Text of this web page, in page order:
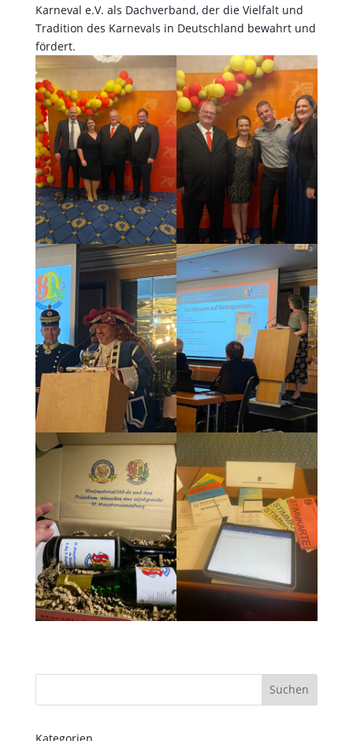
Karneval e.V. als Dachverband, der die Vielfalt und
Tradition des Karnevals in Deutschland bewahrt und
fördert.
Suchen
Kategorien